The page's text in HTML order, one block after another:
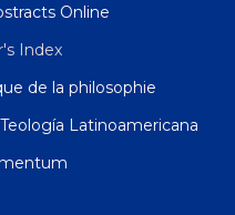
Online
Index
de la philosophie
Latinoamericana